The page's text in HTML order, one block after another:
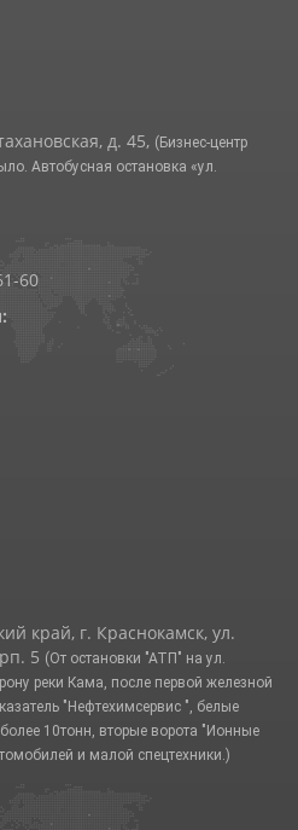
д. 45, (Бизнес-центр
Автобусная остановка «ул.
60
край, г. Краснокамск, ул.
5 (От остановки "АТП" на ул.
реки Кама, после первой железной
"Нефтехимсервис ", белые
10тонн, вторые ворота "Ионные
и малой спецтехники.)